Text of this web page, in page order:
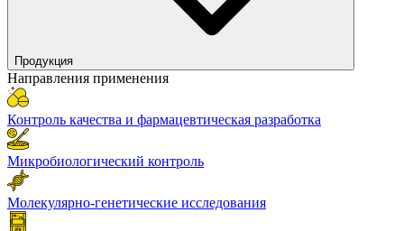
Продукция
Направления применения
Контроль качества и фармацевтическая разработка
Микробиологический контроль
Молекулярно-генетические исследования